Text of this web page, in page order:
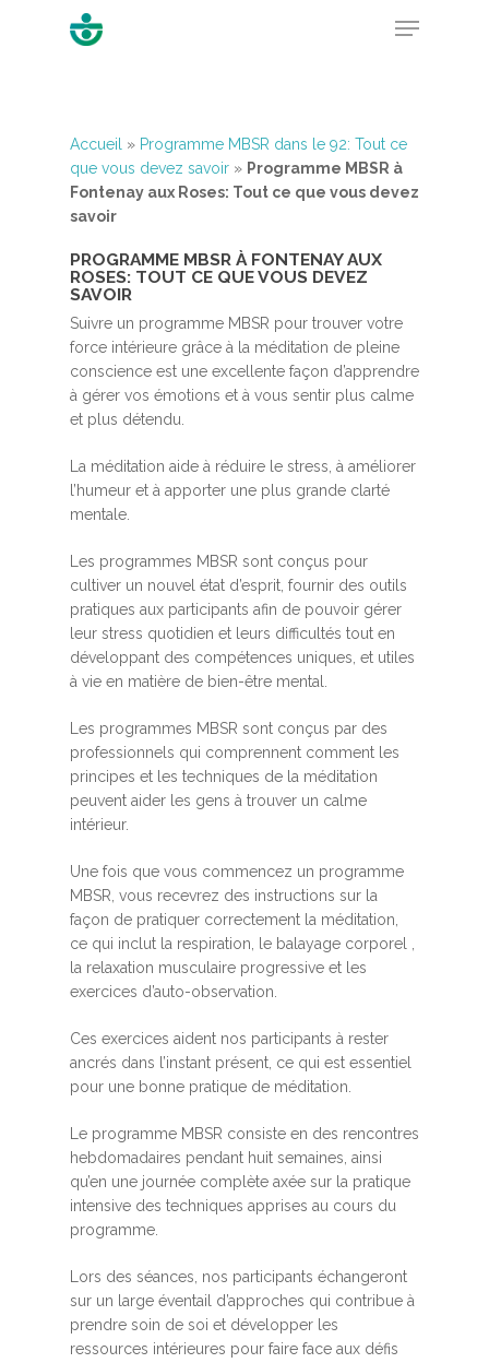
Hit enter to search or ESC to close
Accueil » Programme MBSR dans le 92: Tout ce
que vous devez savoir » Programme MBSR à
Fontenay aux Roses: Tout ce que vous devez
savoir
PROGRAMME MBSR À FONTENAY AUX
ROSES: TOUT CE QUE VOUS DEVEZ
SAVOIR
Suivre un programme MBSR pour trouver votre
force intérieure grâce à la méditation de pleine
conscience est une excellente façon d’apprendre
à gérer vos émotions et à vous sentir plus calme
et plus détendu.
La méditation aide à réduire le stress, à améliorer
l’humeur et à apporter une plus grande clarté
mentale.
Les programmes MBSR sont conçus pour
cultiver un nouvel état d’esprit, fournir des outils
pratiques aux participants afin de pouvoir gérer
leur stress quotidien et leurs difficultés tout en
développant des compétences uniques, et utiles
à vie en matière de bien-être mental.
Les programmes MBSR sont conçus par des
professionnels qui comprennent comment les
principes et les techniques de la méditation
peuvent aider les gens à trouver un calme
intérieur.
Une fois que vous commencez un programme
MBSR, vous recevrez des instructions sur la
façon de pratiquer correctement la méditation,
ce qui inclut la respiration, le balayage corporel ,
la relaxation musculaire progressive et les
exercices d’auto-observation.
Ces exercices aident nos participants à rester
ancrés dans l’instant présent, ce qui est essentiel
pour une bonne pratique de méditation.
Le programme MBSR consiste en des rencontres
hebdomadaires pendant huit semaines, ainsi
qu’en une journée complète axée sur la pratique
intensive des techniques apprises au cours du
programme.
Lors des séances, nos participants échangeront
sur un large éventail d’approches qui contribue à
prendre soin de soi et développer les
ressources intérieures pour faire face aux défis